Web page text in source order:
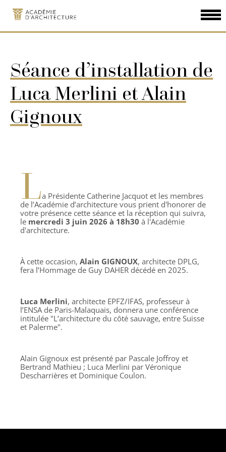
Aller
principal
Séance d’installation de
Luca Merlini et Alain
Gignoux
La Présidente Catherine Jacquot et les membres
de l’Académie d’architecture vous prient d'honorer de
votre présence cette séance et la réception qui suivra,
le mercredi 3 juin 2026 à 18h30 à l'Académie
d'architecture.
À cette occasion, Alain GIGNOUX, architecte DPLG,
fera l’Hommage de Guy DAHER décédé en 2025.
Luca Merlini, architecte EPFZ/IFAS, professeur à
l’ENSA de Paris-Malaquais, donnera une conférence
intitulée "L’architecture du côté sauvage, entre Suisse
et Palerme".
Alain Gignoux est présenté par Pascale Joffroy et
Bertrand Mathieu ; Luca Merlini par Véronique
Descharrières et Dominique Coulon.